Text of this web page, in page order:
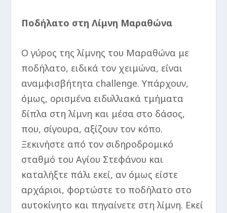
Ποδήλατο στη Λίμνη Μαραθώνα
Ο γύρος της λίμνης του Μαραθώνα με
ποδήλατο, ειδικά τον χειμώνα, είναι
αναμφισβήτητα challenge. Υπάρχουν,
όμως, ορισμένα ειδυλλιακά τμήματα
δίπλα στη λίμνη και μέσα στο δάσος,
που, σίγουρα, αξίζουν τον κόπο.
Ξεκινήστε από τον σιδηροδρομικό
σταθμό του Αγίου Στεφάνου και
καταλήξτε πάλι εκεί, αν όμως είστε
αρχάριοι, φορτώστε το ποδήλατο στο
αυτοκίνητο και πηγαίνετε στη λίμνη. Εκεί